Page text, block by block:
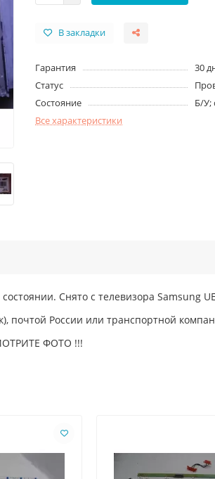
В закладки
Гарантия
30
Статус
Состояние
Б/У;
Все характеристики
Снято с телевизора Samsung
почтой России или транспортной
ФОТО !!!